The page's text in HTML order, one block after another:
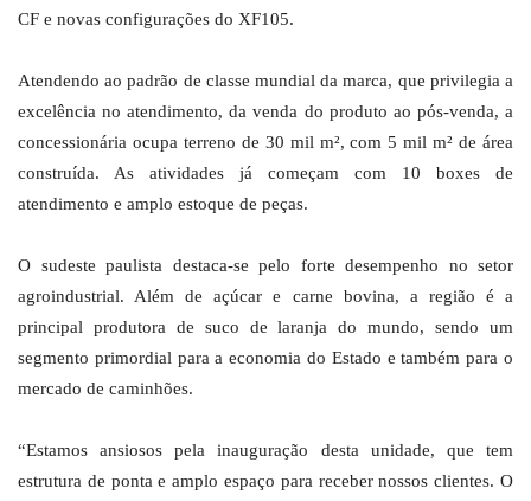
CF e novas configurações do XF105.
Atendendo ao padrão de classe mundial da marca, que privilegia a
excelência no atendimento, da venda do produto ao pós-venda, a
concessionária ocupa terreno de 30 mil m², com 5 mil m² de área
construída. As atividades já começam com 10 boxes de
atendimento e amplo estoque de peças.
O sudeste paulista destaca-se pelo forte desempenho no setor
agroindustrial. Além de açúcar e carne bovina, a região é a
principal produtora de suco de laranja do mundo, sendo um
segmento primordial para a economia do Estado e também para o
mercado de caminhões.
“Estamos ansiosos pela inauguração desta unidade, que tem
estrutura de ponta e amplo espaço para receber nossos clientes. O